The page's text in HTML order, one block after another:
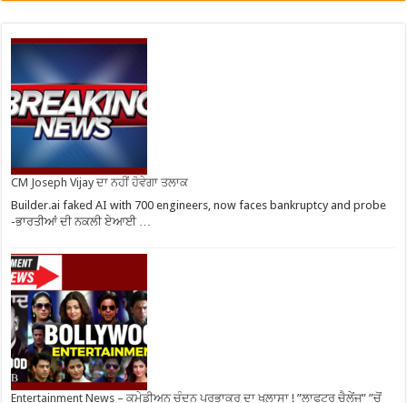
CM Joseph Vijay ਦਾ ਨਹੀਂ ਹੋਵੇਗਾ ਤਲਾਕ
Builder.ai faked AI with 700 engineers, now faces bankruptcy and probe
-ਭਾਰਤੀਆਂ ਦੀ ਨਕਲੀ ਏਆਈ …
Entertainment News – ਕਮੇਡੀਅਨ ਚੰਦਨ ਪ੍ਰਭਾਕਰ ਦਾ ਖੁਲਾਸਾ ! ”ਲਾਫਟਰ ਚੈਲੇਂਜ” ”ਚੋਂ